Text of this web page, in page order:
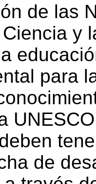
de las
y
para
de